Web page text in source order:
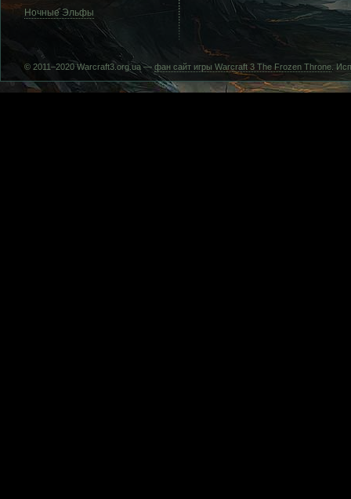
Ночные Эльфы
© 2011–2020 Warcraft3.org.ua — фан сайт игры Warcraft 3 The Frozen Throne .